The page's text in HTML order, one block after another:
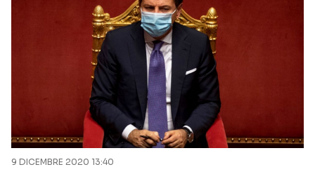
9 DICEMBRE 2020 13:40